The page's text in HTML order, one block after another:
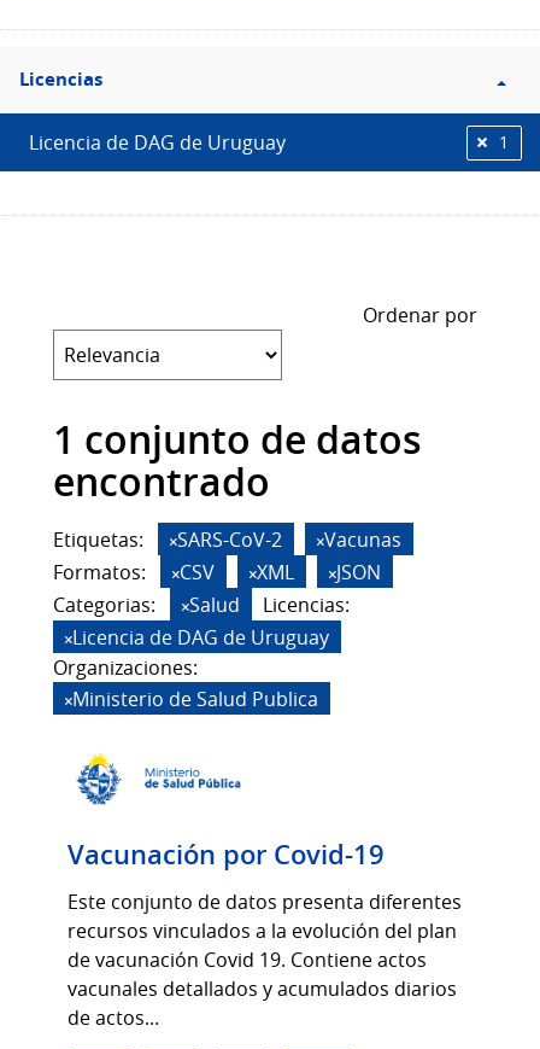
Filtro
Licencias
Licencias
Licencia de DAG de Uruguay 1
Ordenar por
1 conjunto de datos
encontrado
Etiquetas: SARS-CoV-2
Vacunas
Formatos:
CSV XML
JSON
Categorias:
Salud
Licencias:
Licencia de DAG de Uruguay
Organizaciones:
Ministerio de Salud Publica
Vacunación por Covid-19
Este conjunto de datos presenta diferentes
recursos vinculados a la evolución del plan
de vacunación Covid 19. Contiene actos
vacunales detallados y acumulados diarios
de actos...